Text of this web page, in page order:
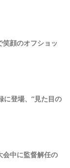
笑顔のオフショッ
に登場、“見た目の
会中に監督解任の